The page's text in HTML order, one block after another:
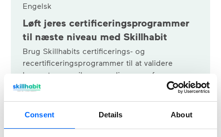
Consent Details About
Engelsk
Løft jeres certificeringsprogrammer
til næste niveau med Skillhabit
Brug Skillhabits certificerings- og
recertificeringsprogrammer til at validere
kompetencer, sikre compliance og fremme
medarbejderudvikling. Her er, hvad du har brug
Download